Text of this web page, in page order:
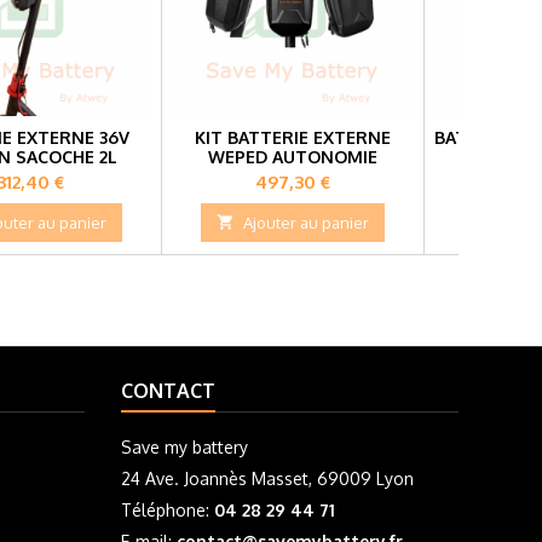
EXTERNE 36V
SACOCHE 2L
€
au panier
KIT BATTERIE EXTERNE
WEPED AUTONOMIE
Prix
497,30 €
 Ajouter au panier
BATTERIE
CONTACT
Save my battery
24 Ave. Joannès Masset, 69009 Lyon
Téléphone: 04 28 29 44 71